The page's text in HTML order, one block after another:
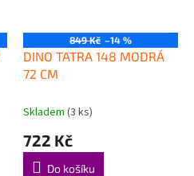
849 Kč –14 %
DINO TATRA 148 MODRÁ
72 CM
Skladem (3 ks)
722 Kč
Do košíku